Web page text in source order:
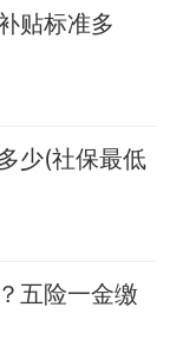
贴标准多
少(社保最低
五险一金缴